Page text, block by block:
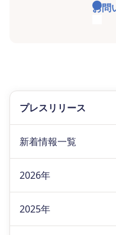
お問
プレスリリース
新着情報一覧
2026年
2025年